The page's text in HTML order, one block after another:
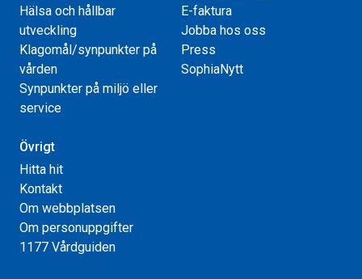
Hälsa och hållbar
utveckling
Klagomål/synpunkter på
vården
Synpunkter på miljö eller
service
E-faktura
Jobba hos oss
Press
SophiaNytt
Övrigt
Hitta hit
Kontakt
Om webbplatsen
Om personuppgifter
1177 Vårdguiden